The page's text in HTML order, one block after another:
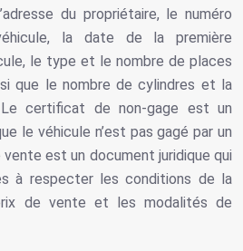
du propriétaire, le numéro
la date de la première
le type et le nombre de places
que le nombre de cylindres et la
certificat de non-gage est un
le véhicule n’est pas gagé par un
est un document juridique qui
à respecter les conditions de la
de vente et les modalités de